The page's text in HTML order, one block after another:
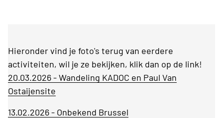
Hieronder vind je foto's terug van eerdere
activiteiten, wil je ze bekijken, klik dan op de link!
20.03.2026 - Wandeling KADOC en Paul Van
Ostaijensite
13.02.2026 - Onbekend Brussel